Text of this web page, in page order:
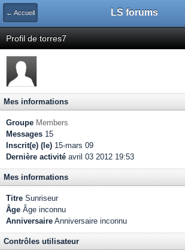
← Accueil LS forums
Profil de torres7
Mes informations
Groupe Members
Messages 15
Inscrit(e) (le) 15-mars 09
Dernière activité avril 03 2012 19:53
Mes informations
Titre Sunriseur
Âge Âge inconnu
Anniversaire Anniversaire inconnu
Contrôles utilisateur